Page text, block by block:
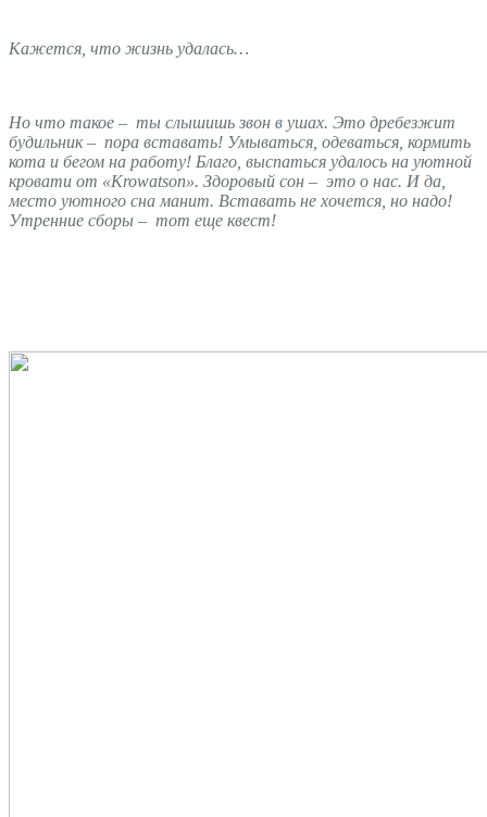
Кажется, что жизнь удалась…
Но что такое – ты слышишь звон в ушах. Это дребезжит
будильник – пора вставать! Умываться, одеваться, кормить
кота и бегом на работу! Благо, выспаться удалось на уютной
кровати от «Krowatson». Здоровый сон – это о нас. И да,
место уютного сна манит. Вставать не хочется, но надо!
Утренние сборы – тот еще квест!